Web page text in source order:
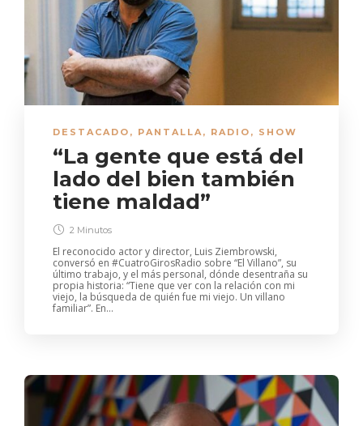
DESTACADO , PANTALLA, RADIO , SHOW
“La gente que está del
lado del bien también
tiene maldad”
2 Minutos
El reconocido actor y director, Luis Ziembrowski,
conversó en #CuatroGirosRadio sobre “El Villano”, su
último trabajo, y el más personal, dónde desentraña su
propia historia: “Tiene que ver con la relación con mi
viejo, la búsqueda de quién fue mi viejo. Un villano
familiar”. En...